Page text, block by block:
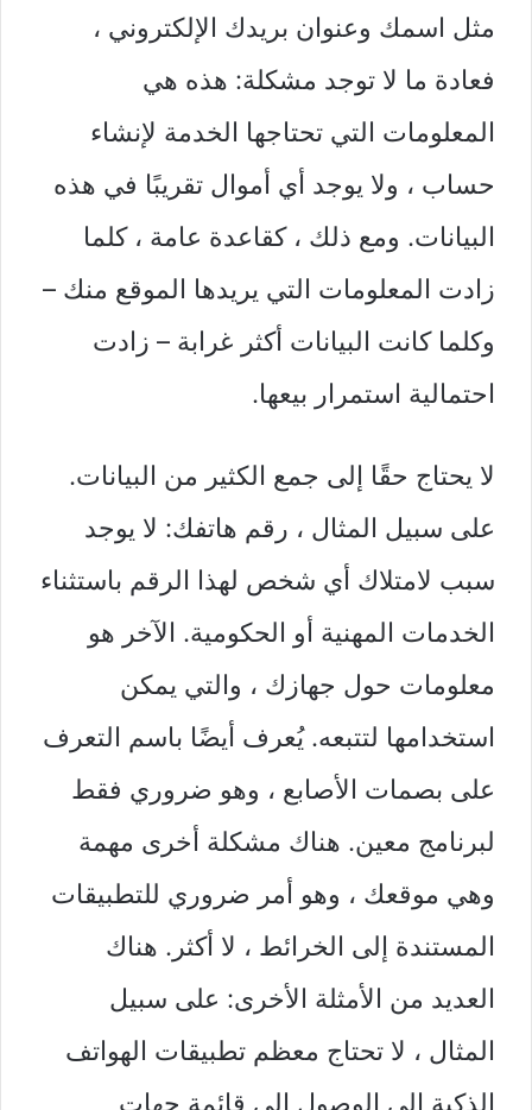
مثل اسمك وعنوان بريدك الإلكتروني ،
فعادة ما لا توجد مشكلة: هذه هي
المعلومات التي تحتاجها الخدمة لإنشاء
حساب ، ولا يوجد أي أموال تقريبًا في هذه
البيانات. ومع ذلك ، كقاعدة عامة ، كلما
زادت المعلومات التي يريدها الموقع منك –
وكلما كانت البيانات أكثر غرابة – زادت
احتمالية استمرار بيعها.
لا يحتاج حقًا إلى جمع الكثير من البيانات.
على سبيل المثال ، رقم هاتفك: لا يوجد
سبب لامتلاك أي شخص لهذا الرقم باستثناء
الخدمات المهنية أو الحكومية. الآخر هو
معلومات حول جهازك ، والتي يمكن
استخدامها لتتبعه. يُعرف أيضًا باسم التعرف
على بصمات الأصابع ، وهو ضروري فقط
لبرنامج معين. هناك مشكلة أخرى مهمة
وهي موقعك ، وهو أمر ضروري للتطبيقات
المستندة إلى الخرائط ، لا أكثر. هناك
العديد من الأمثلة الأخرى: على سبيل
المثال ، لا تحتاج معظم تطبيقات الهواتف
الذكية إلى الوصول إلى قائمة جهات